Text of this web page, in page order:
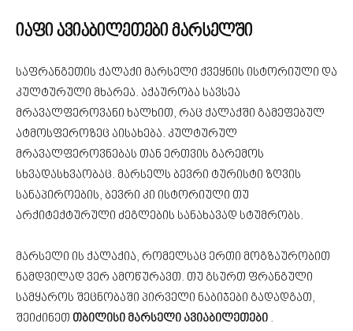
იაფი ავიაბილეთები მარსელში
საფრანგეთის ქალაქი მარსელი ქვეყნის ისტორიული და
კულტურული მხარეა. აქაურობა სავსეა
მრავალფეროვანი ხალხით, რაც ქალაქში გამეფებულ
ატმოსფეროზეც აისახება. კულტურულ
მრავალფეროვნებას თან ერთვის გარემოს
სხვადასხვაობაც. მარსელს ბევრი ტურისტი ზღვის
სანაპიროების, ბევრი კი ისტორიული თუ
არქიტექტურული ძეგლების სანახავად სტუმრობს.
მარსელი ის ქალაქია, რომელსაც ერთი მოგზაურობით
ნამდვილად ვერ ამოწურავთ. თუ გსურთ ფრანგული
სამყაროს შეცნობაში პირველი ნაბიჯები გადადგათ,
შეიძინეთ თბილისი მარსელი ავიაბილეთები .